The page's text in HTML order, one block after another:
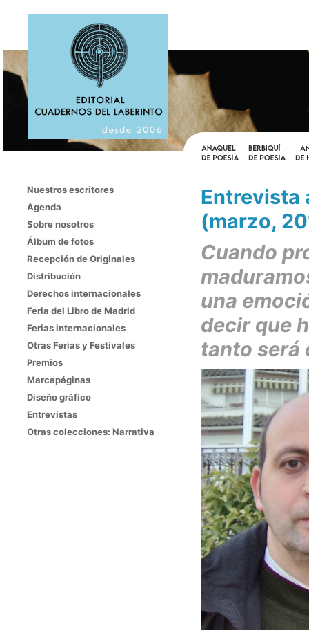
Nuestros escritores
Agenda
Sobre nosotros
Álbum de fotos
Recepción de Originales
Distribución
Derechos internacionales
Feria del Libro de Madrid
Ferias internacionales
Otras Ferias y Festivales
Premios
Marcapáginas
Diseño gráfico
Entrevistas
Otras colecciones: Narrativa
Entrevista
(marzo,
Cuando
una
decir que
tanto será